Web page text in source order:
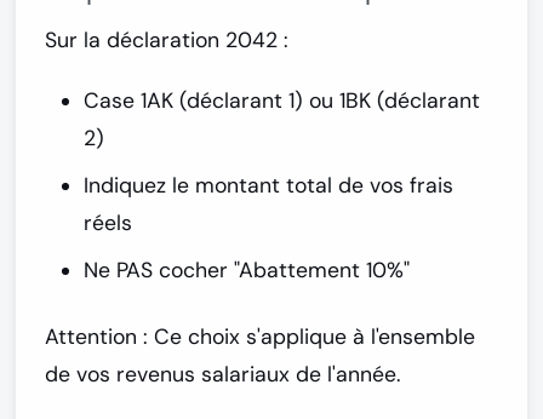
Sur la déclaration 2042 :
Case 1AK (déclarant 1) ou 1BK (déclarant
2)
Indiquez le montant total de vos frais
réels
Ne PAS cocher "Abattement 10%"
Attention : Ce choix s'applique à l'ensemble
de vos revenus salariaux de l'année.